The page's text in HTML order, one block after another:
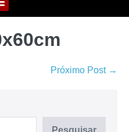
Próximo Post →